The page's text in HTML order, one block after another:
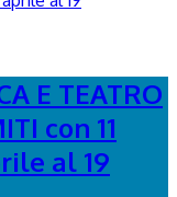
E TEATRO
con 11
al 19